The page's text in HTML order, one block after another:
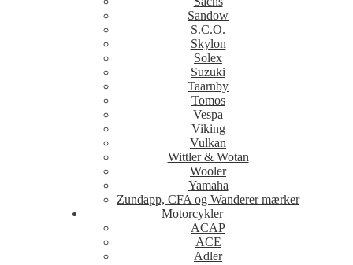
Sandow
S.C.O.
Skylon
Solex
Suzuki
Taarnby
Tomos
Vespa
Viking
Vulkan
Wittler & Wotan
Wooler
Yamaha
Zundapp, CFA og Wanderer mærker
Motorcykler
ACAP
ACE
Adler